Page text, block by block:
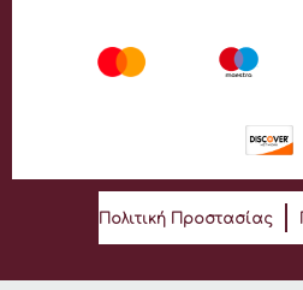
Πολιτική Προστασίας